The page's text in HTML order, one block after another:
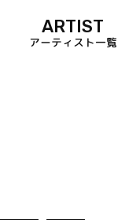
ARTIST
アーティスト一覧